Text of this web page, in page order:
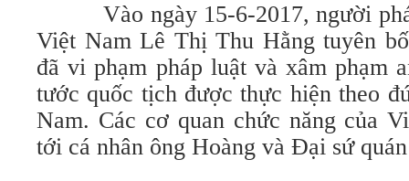
Vào ngày 15-6-2017, người
Việt Nam Lê Thị Thu Hằng tuyên
đã vi phạm pháp luật và xâm phạm
tước quốc tịch được thực hiện theo
Nam. Các cơ quan chức năng của
tới cá nhân ông Hoàng và Đại sứ